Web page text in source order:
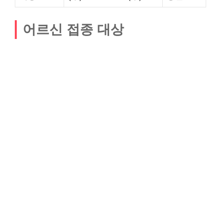
어르신 접종 대상